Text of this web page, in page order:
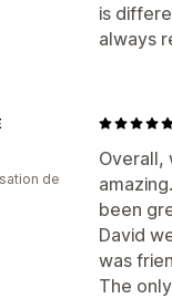
is
always
Overall,
been
David
was
The
de